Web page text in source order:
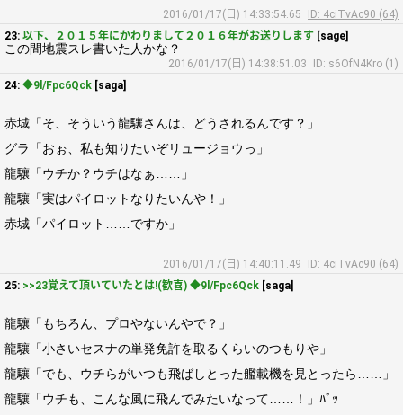
2016/01/17(日) 14:33:54.65
ID: 4ciTvAc90 (64)
23: 以下、２０１５年にかわりまして２０１６年がお送りします [sage]
この間地震スレ書いた人かな？
2016/01/17(日) 14:38:51.03
ID: s6OfN4Kro (1)
24: ◆9l/Fpc6Qck [saga]
赤城「そ、そういう龍驤さんは、どうされるんです？」
グラ「おぉ、私も知りたいぞリュージョウっ」
龍驤「ウチか？ウチはなぁ……」
龍驤「実はパイロットなりたいんや！」
赤城「パイロット……ですか」
2016/01/17(日) 14:40:11.49
ID: 4ciTvAc90 (64)
25: >>23覚えて頂いていたとは!(歓喜) ◆9l/Fpc6Qck [saga]
龍驤「もちろん、プロやないんやで？」
龍驤「小さいセスナの単発免許を取るくらいのつもりや」
龍驤「でも、ウチらがいつも飛ばしとった艦載機を見とったら……」
龍驤「ウチも、こんな風に飛んでみたいなって……！」ﾊﾞｯ